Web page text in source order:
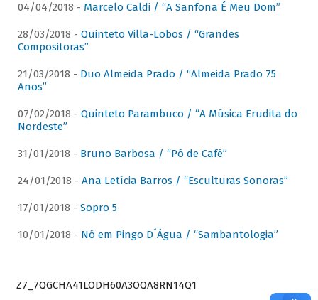
04/04/2018 - Marcelo Caldi / “A Sanfona É Meu Dom”
28/03/2018 - Quinteto Villa-Lobos / “Grandes
Compositoras”
21/03/2018 - Duo Almeida Prado / “Almeida Prado 75
Anos”
07/02/2018 - Quinteto Parambuco / “A Música Erudita do
Nordeste”
31/01/2018 - Bruno Barbosa / “Pó de Café”
24/01/2018 - Ana Letícia Barros / “Esculturas Sonoras”
17/01/2018 - Sopro 5
10/01/2018 - Nó em Pingo D´Água / “Sambantologia”
Z7_7QGCHA41LODH60A3OQA8RN14Q1